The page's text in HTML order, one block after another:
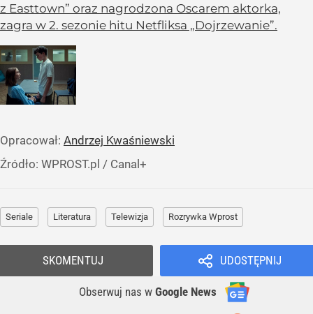
z Easttown” oraz nagrodzona Oscarem aktorka,
zagra w 2. sezonie hitu Netfliksa „Dojrzewanie”.
Opracował: Andrzej Kwaśniewski
Źródło: WPROST.pl / Canal+
Seriale Literatura Telewizja Rozrywka Wprost
UDOSTĘPNIJ
Obserwuj nas w Google News
SKOMENTUJ